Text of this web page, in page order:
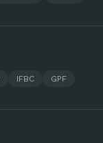
IFBC GPF